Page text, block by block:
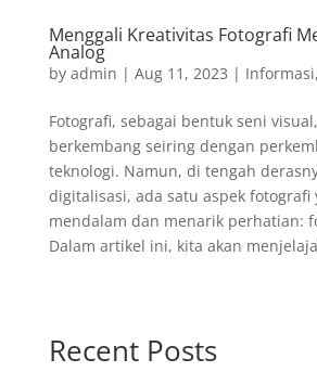
Menggali Kreativitas Fotografi
Analog
by admin | Aug 11, 2023 | Informasi,
Fotografi, sebagai bentuk seni
berkembang seiring dengan
teknologi. Namun, di tengah
digitalisasi, ada satu aspek fotografi
mendalam dan menarik perhatian:
Dalam artikel ini, kita akan
Recent Posts